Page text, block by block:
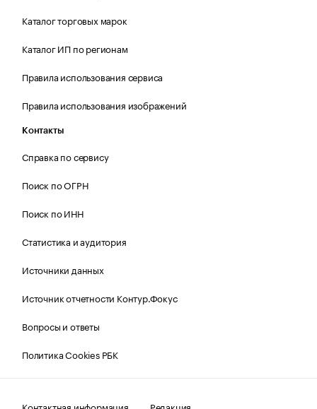
Каталог торговых марок
Каталог ИП по регионам
Правила использования сервиса
Правила использования изображений
Контакты
Справка по сервису
Поиск по ОГРН
Поиск по ИНН
Статистика и аудитория
Источники данных
Источник отчетности Контур.Фокус
Вопросы и ответы
Политика Cookies РБК